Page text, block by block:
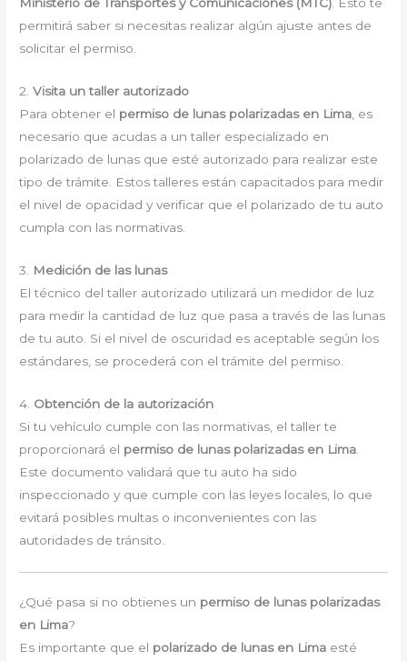
Ministerio de Transportes y Comunicaciones (MTC). Esto te
permitirá saber si necesitas realizar algún ajuste antes de
solicitar el permiso.
2.Visita un taller autorizado
Para obtener el permiso de lunas polarizadas en Lima , es
necesario que acudas a un taller especializado en
polarizado de lunas que esté autorizado para realizar este
tipo de trámite. Estos talleres están capacitados para medir
el nivel de opacidad y verificar que el polarizado de tu auto
cumpla con las normativas.
3.
Medición de las lunas
El técnico del taller autorizado utilizará un medidor de luz
para medir la cantidad de luz que pasa a través de las lunas
de tu auto. Si el nivel de oscuridad es aceptable según los
estándares, se procederá con el trámite del permiso.
4. Obtención de la autorización
Si tu vehículo cumple con las normativas, el taller te
proporcionará el permiso de lunas polarizadas en Lima
Este documento validará que tu auto ha sido
inspeccionado y que cumple con las leyes locales, lo que
evitará posibles multas o inconvenientes con las
autoridades de tránsito.
¿Qué pasa si no obtienes un permiso de lunas polarizadas
en Lima?
Es importante que el polarizado de lunas en Lima esté